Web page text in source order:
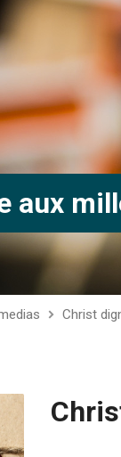
aux
Christ